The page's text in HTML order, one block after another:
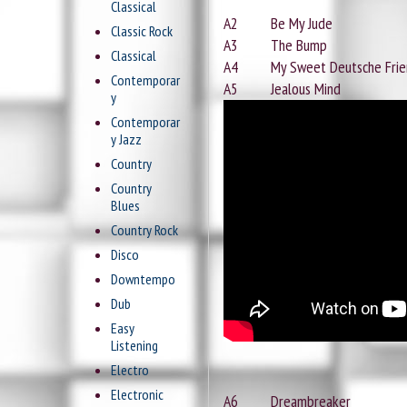
A2 Be My Jude
A3 The Bump
A4 My Sweet Deutsche
A5 Jealous Mind
A6 Dreambreaker
Classical
Classic Rock
Classical
Contemporar
y
Contemporar
y Jazz
Country
Country
Blues
Country Rock
Disco
Downtempo
Dub
Easy
Listening
Electro
Electronic